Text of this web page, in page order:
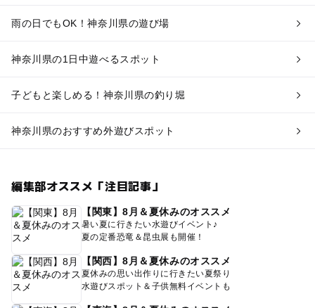
雨の日でもOK！神奈川県の遊び場
神奈川県の1日中遊べるスポット
子どもと楽しめる！神奈川県の釣り堀
神奈川県のおすすめ外遊びスポット
編集部オススメ「注目記事」
【関東】8月＆夏休みのオススメ
暑い夏に行きたい水遊びイベント♪
夏の定番恐竜＆昆虫展も開催！
【関西】8月＆夏休みのオススメ
夏休みの思い出作りに行きたい夏祭り
水遊びスポット＆子供無料イベントも